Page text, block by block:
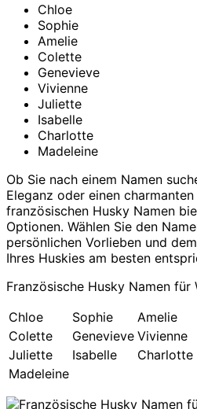
Chloe
Sophie
Amelie
Colette
Genevieve
Vivienne
Juliette
Isabelle
Charlotte
Madeleine
Ob Sie nach einem Namen
Eleganz oder einen
französischen Husky Namen
Optionen. Wählen Sie den
persönlichen Vorlieben und
Ihres Huskies am besten
Französische Husky Namen für
Chloe
Sophie
Amelie
Colette
Genevieve Vivienne
Juliette
Isabelle
Charlotte
Madeleine